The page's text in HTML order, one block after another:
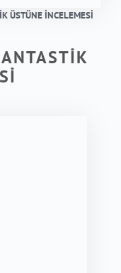
ÜSTÜNE İNCELEMESİ